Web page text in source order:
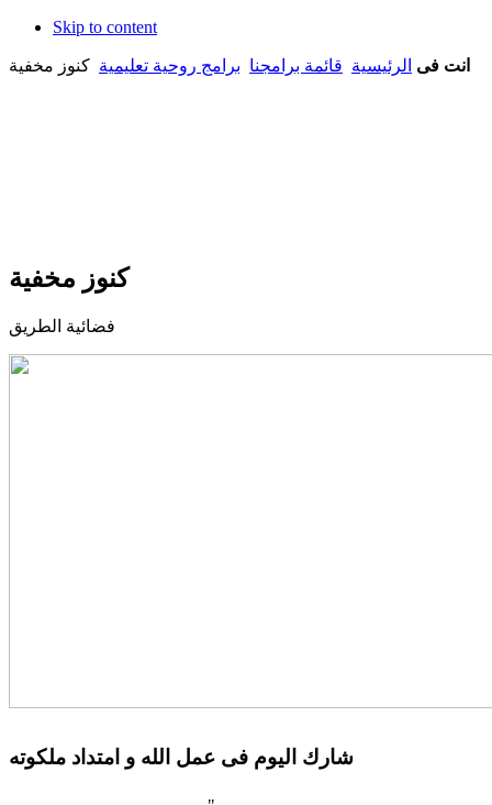
Skip to content
انت فى الرئيسية قائمة برامجنا برامج روحية تعليمية كنوز مخفية
كنوز مخفية
فضائية الطريق
شارك اليوم فى عمل الله و امتداد ملكوته